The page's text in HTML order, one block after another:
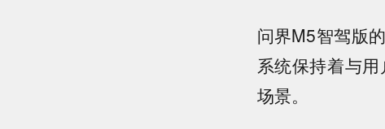
问界M5智驾版
系统保持着与
场景。